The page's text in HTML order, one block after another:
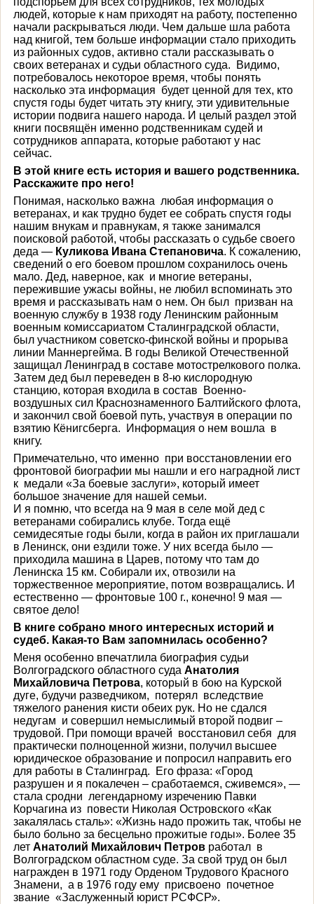
людей, которые к нам приходят на работу, постепенно
начали раскрываться люди. Чем дальше шла работа
над книгой, тем больше информации стало приходить
из районных судов, активно стали рассказывать о
своих ветеранах и судьи областного суда. Видимо,
потребовалось некоторое время, чтобы понять
насколько эта информация будет ценной для тех, кто
спустя годы будет читать эту книгу, эти удивительные
истории подвига нашего народа. И целый раздел этой
книги посвящён именно родственникам судей и
сотрудников аппарата, которые работают у нас
сейчас.
В этой книге есть история и вашего родственника.
Расскажите про него!
Понимая, насколько важна любая информация о
ветеранах, и как трудно будет ее собрать спустя годы
нашим внукам и правнукам, я также занимался
поисковой работой, чтобы рассказать о судьбе своего
деда — Куликова Ивана Степановича. К сожалению,
сведений о его боевом прошлом сохранилось очень
мало. Дед, наверное, как и многие ветераны,
пережившие ужасы войны, не любил вспоминать это
время и рассказывать нам о нем. Он был призван на
военную службу в 1938 году Ленинским районным
военным комиссариатом Сталинградской области,
был участником советско-финской войны и прорыва
линии Маннергейма. В годы Великой Отечественной
защищал Ленинград в составе мотострелкового полка.
Затем дед был переведен в 8-ю кислородную
станцию, которая входила в состав Военно-
воздушных сил Краснознаменного Балтийского флота,
и закончил свой боевой путь, участвуя в операции по
взятию Кёнигсберга. Информация о нем вошла в
книгу.
Примечательно, что именно при восстановлении его
фронтовой биографии мы нашли и его наградной лист
к медали «За боевые заслуги», который имеет
большое значение для нашей семьи.
И я помню, что всегда на 9 мая в селе мой дед с
ветеранами собирались клубе. Тогда ещё
семидесятые годы были, когда в район их приглашали
в Ленинск, они ездили тоже. У них всегда было —
приходила машина в Царев, потому что там до
Ленинска 15 км. Собирали их, отвозили на
торжественное мероприятие, потом возвращались. И
естественно — фронтовые 100 г., конечно! 9 мая —
святое дело!
В книге собрано много интересных историй и
судеб. Какая-то Вам запомнилась особенно?
Меня особенно впечатлила биография судьи
Волгоградского областного суда Анатолия
Михайловича Петрова, который в бою на Курской
дуге, будучи разведчиком, потерял вследствие
тяжелого ранения кисти обеих рук. Но не сдался
недугам и совершил немыслимый второй подвиг –
трудовой. При помощи врачей восстановил себя для
практически полноценной жизни, получил высшее
юридическое образование и попросил направить его
для работы в Сталинград. Его фраза: «Город
разрушен и я покалечен – сработаемся, сживемся», —
стала сродни легендарному изречению Павки
Корчагина из повести Николая Островского «Как
закалялась сталь»: «Жизнь надо прожить так, чтобы не
было больно за бесцельно прожитые годы». Более 35
лет Анатолий Михайлович Петровработал в
Волгоградском областном суде. За свой труд он был
награжден в 1971 году Орденом Трудового Красного
Знамени, а в 1976 году ему присвоено почетное
звание «Заслуженный юрист РСФСР».